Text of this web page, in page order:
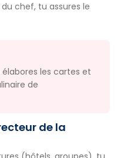
chef, tu assures le
les cartes et
de
de la